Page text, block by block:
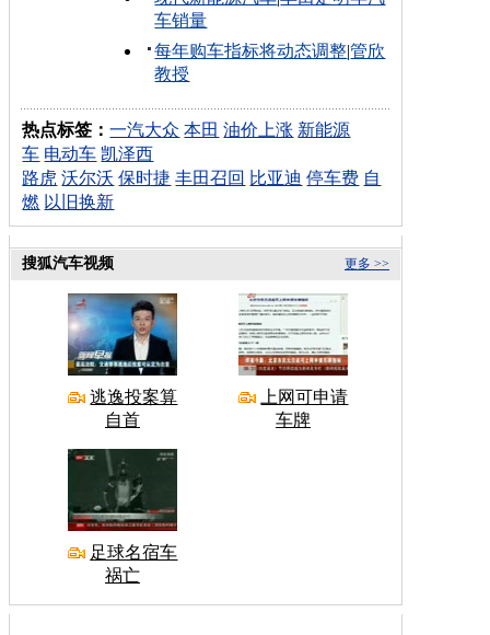
车销量
每年购车指标将动态调整|管欣
教授
热点标签：一汽大众 本田 油价上涨 新能源
车 电动车 凯泽西
路虎 沃尔沃 保时捷 丰田召回 比亚迪 停车费 自
燃 以旧换新
更多 >>
搜狐汽车视频
逃逸投案算
自首
上网可申请
车牌
足球名宿车
祸亡